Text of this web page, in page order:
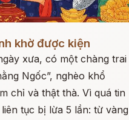
khờ được kiện
xưa, có một chàng trai
Ngốc”, nghèo khổ
chỉ và thật thà. Vì quá tin
tục bị lừa 5 lần: từ vàng